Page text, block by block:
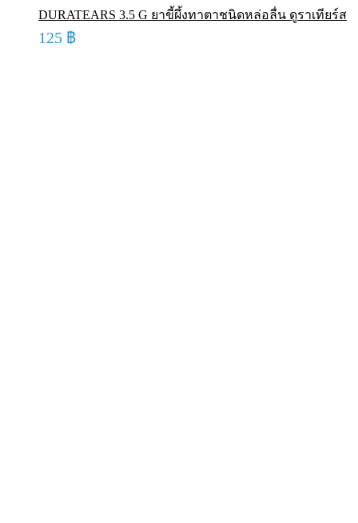
DURATEARS 3.5 G ยาขี้ผึ้งทาตาชนิดหล่อลื่น ดูราเทียร์ส
125 ฿